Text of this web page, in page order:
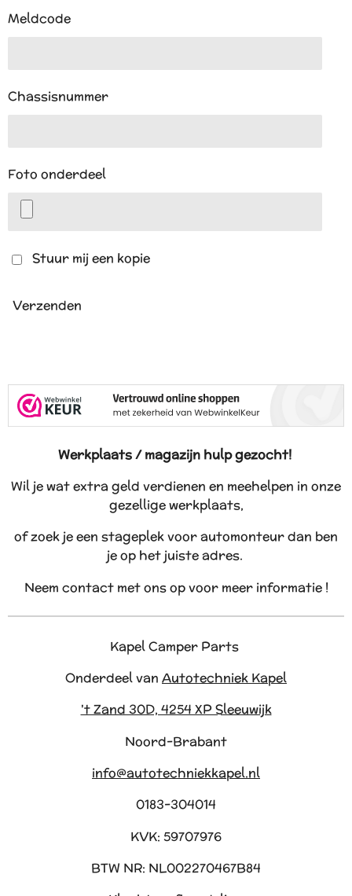
Meldcode
Chassisnummer
Foto onderdeel
Stuur mij een kopie
Verzenden
Werkplaats / magazijn hulp gezocht!
Wil je wat extra geld verdienen en meehelpen in onze
gezellige werkplaats,
of zoek je een stageplek voor automonteur dan ben
je op het juiste adres.
Neem contact met ons op voor meer informatie !
Kapel Camper Parts
Onderdeel van Autotechniek Kapel
't Zand 30D, 4254 XP Sleeuwijk
Noord-Brabant
info@autotechniekkapel.nl
0183-304014
KVK: 59707976
BTW NR: NL002270467B84